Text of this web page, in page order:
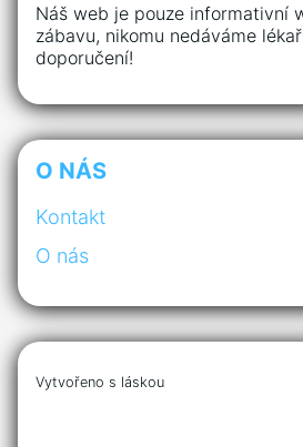
Náš web je pouze informativní
zábavu, nikomu nedáváme
doporučení!
O NÁS
Kontakt
O nás
Vytvořeno s láskou